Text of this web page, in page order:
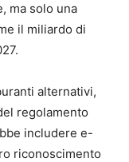
ma solo una
il miliardo di
alternativi,
regolamento
includere e-
riconoscimento